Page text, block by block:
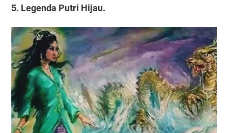
5. Legenda Putri Hijau.